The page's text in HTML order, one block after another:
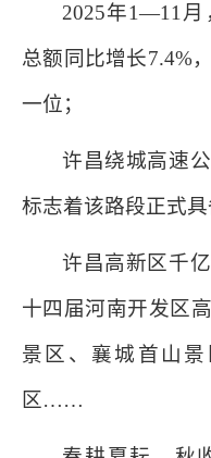
2025年1—11月
总额同比增长7.4%
一位；
许昌绕城高速
标志着该路段正式具
许昌高新区千
十四届河南开发区
景区、襄城首山
区……